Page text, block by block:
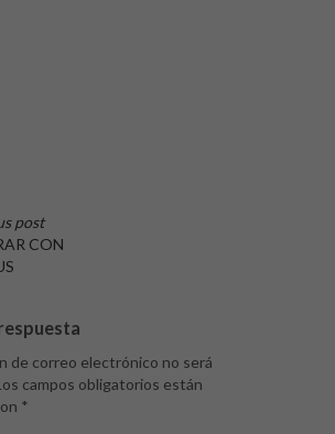
post
CON
de correo electrónico no será
campos obligatorios están
*